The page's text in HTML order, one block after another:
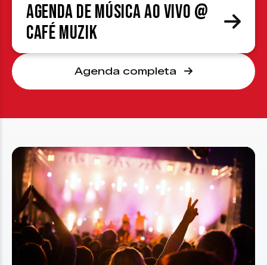
Agenda de Música ao Vivo @
Café Muzik
Agenda completa